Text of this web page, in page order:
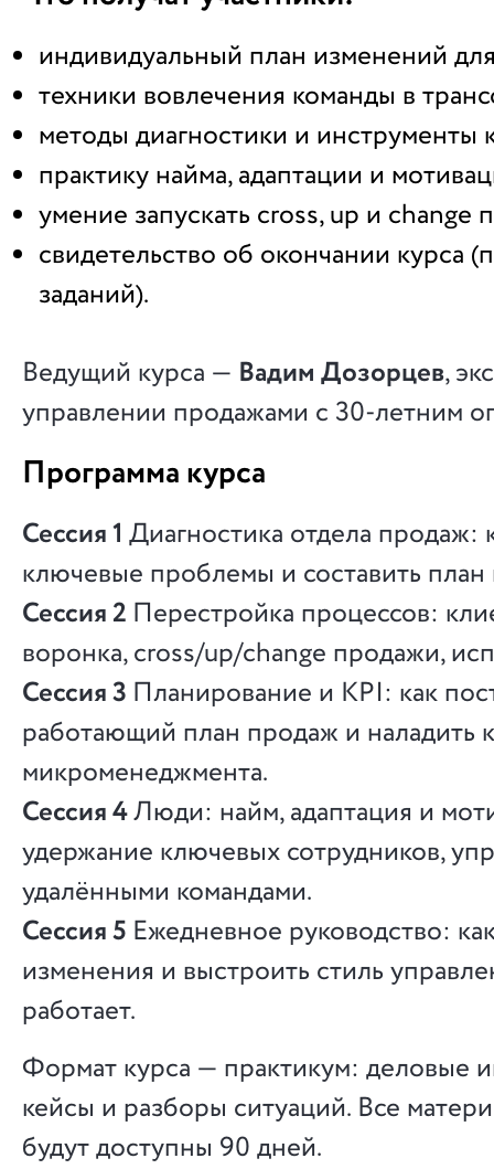
индивидуальный план изменений
техники вовлечения команды в
методы диагностики и инструменты
практику найма, адаптации и
умение запускать cross, up и change
свидетельство об окончании курса
заданий).
Ведущий курса — Вадим Дозорцев,
управлении продажами с 30-летним
Программа курса
Сессия 1 Диагностика отдела продаж:
ключевые проблемы и составить
Сессия 2 Перестройка процессов:
воронка, cross/up/change продажи,
Сессия 3 Планирование и KPI: как
работающий план продаж и наладить
микроменеджмента.
Сессия 4Люди: найм, адаптация и
удержание ключевых сотрудников,
удалёнными командами.
Сессия 5 Ежедневное руководство:
изменения и выстроить стиль
работает.
Формат курса — практикум: деловые
кейсы и разборы ситуаций. Все
будут доступны 90 дней.